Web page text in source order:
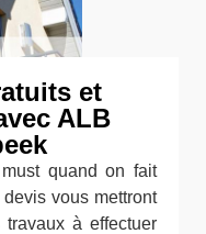
et
ALB
quand on fait
vous mettront
à effectuer